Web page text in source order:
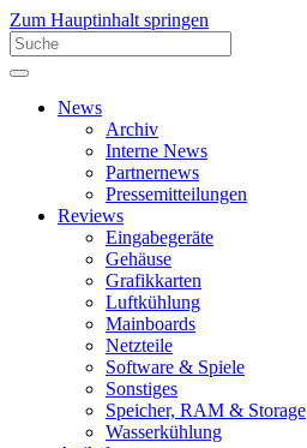
Zum Hauptinhalt springen
News
Archiv
Interne News
Partnernews
Pressemitteilungen
Reviews
Eingabegeräte
Gehäuse
Grafikkarten
Luftkühlung
Mainboards
Netzteile
Software & Spiele
Sonstiges
Speicher, RAM & Storage
Wasserkühlung